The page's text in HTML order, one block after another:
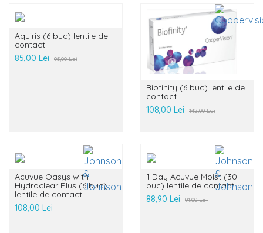
Aquiris (6 buc) lentile de
contact
85,00 Lei
95,00 Lei
Biofinity (6 buc) lentile de
contact
108,00 Lei
142,00 Lei
Acuvue Oasys with
Hydraclear Plus (6 buc)
lentile de contact
108,00 Lei
1 Day Acuvue Moist (30
buc) lentile de contact
88,90 Lei
91,00 Lei